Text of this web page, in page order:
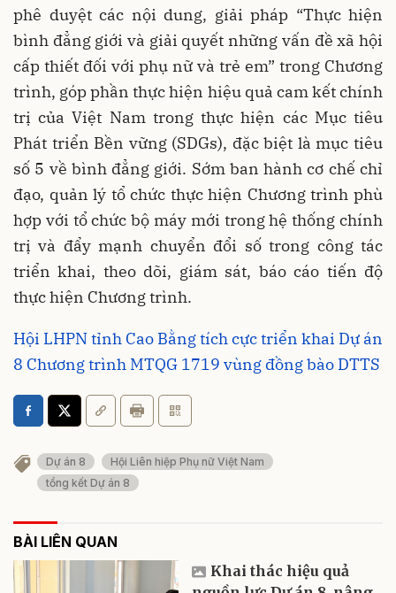
phê duyệt các nội dung, giải pháp “Thực hiện
bình đẳng giới và giải quyết những vấn đề xã hội
cấp thiết đối với phụ nữ và trẻ em” trong Chương
trình, góp phần thực hiện hiệu quả cam kết chính
trị của Việt Nam trong thực hiện các Mục tiêu
Phát triển Bền vững (SDGs), đặc biệt là mục tiêu
số 5 về bình đẳng giới. Sớm ban hành cơ chế chỉ
đạo, quản lý tổ chức thực hiện Chương trình phù
hợp với tổ chức bộ máy mới trong hệ thống chính
trị và đẩy mạnh chuyển đổi số trong công tác
triển khai, theo dõi, giám sát, báo cáo tiến độ
thực hiện Chương trình.
Hội LHPN tỉnh Cao Bằng tích cực triển khai Dự án
8 Chương trình MTQG 1719 vùng đồng bào DTTS
Dự án 8
Hội Liên hiệp Phụ nữ Việt Nam
tổng kết Dự án 8
BÀI LIÊN QUAN
Khai thác hiệu quả